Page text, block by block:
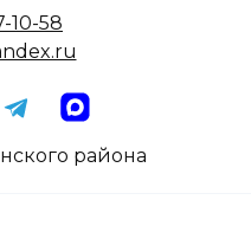
10-58
района